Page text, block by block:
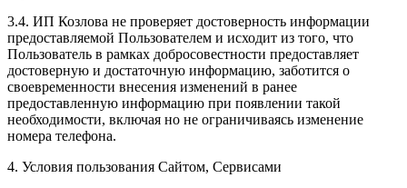
3.4. ИП Козлова не проверяет достоверность информации
предоставляемой Пользователем и исходит из того, что
Пользователь в рамках добросовестности предоставляет
достоверную и достаточную информацию, заботится о
своевременности внесения изменений в ранее
предоставленную информацию при появлении такой
необходимости, включая но не ограничиваясь изменение
номера телефона.
4. Условия пользования Сайтом, Сервисами